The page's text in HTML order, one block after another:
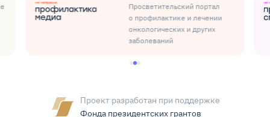
Просветительский портал
о профилактике и лечении
онкологических и других
заболеваний
Проект разработан при поддержке
Фонда президентских грантов